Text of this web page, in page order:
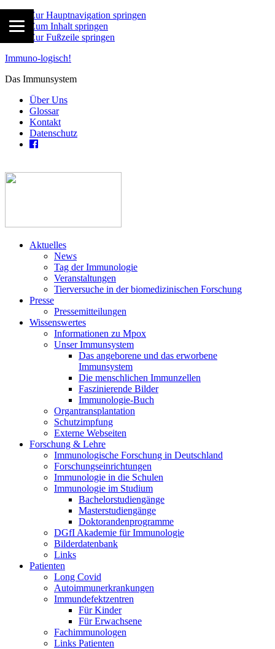
Zur Hauptnavigation springen
Zum Inhalt springen
Zur Fußzeile springen
Immuno-logisch!
Das Immunsystem
Über Uns
Glossar
Kontakt
Datenschutz
Aktuelles
News
Tag der Immunologie
Veranstaltungen
Tierversuche in der biomedizinischen Forschung
Presse
Pressemitteilungen
Wissenswertes
Informationen zu Mpox
Unser Immunsystem
Das angeborene und das erworbene
Immunsystem
Die menschlichen Immunzellen
Faszinierende Bilder
Immunologie-Buch
Organtransplantation
Schutzimpfung
Externe Webseiten
Forschung & Lehre
Immunologische Forschung in Deutschland
Forschungseinrichtungen
Immunologie in die Schulen
Immunologie im Studium
Bachelorstudiengänge
Masterstudiengänge
Doktorandenprogramme
DGfI Akademie für Immunologie
Bilderdatenbank
Links
Patienten
Long Covid
Autoimmunerkrankungen
Immundefektzentren
Für Kinder
Für Erwachsene
Fachimmunologen
Links Patienten